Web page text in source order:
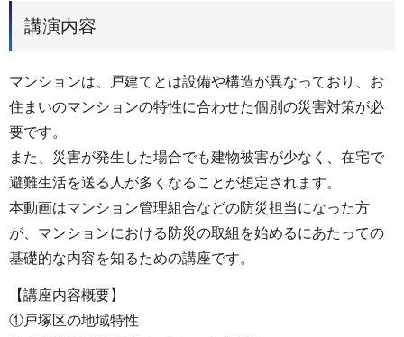
講演内容
マンションは、戸建てとは設備や構造が異なっており、お
住まいのマンションの特性に合わせた個別の災害対策が必
要です。
また、災害が発生した場合でも建物被害が少なく、在宅で
避難生活を送る人が多くなることが想定されます。
本動画はマンション管理組合などの防災担当になった方
が、マンションにおける防災の取組を始めるにあたっての
基礎的な内容を知るための講座です。
【講座内容概要】
①戸塚区の地域特性